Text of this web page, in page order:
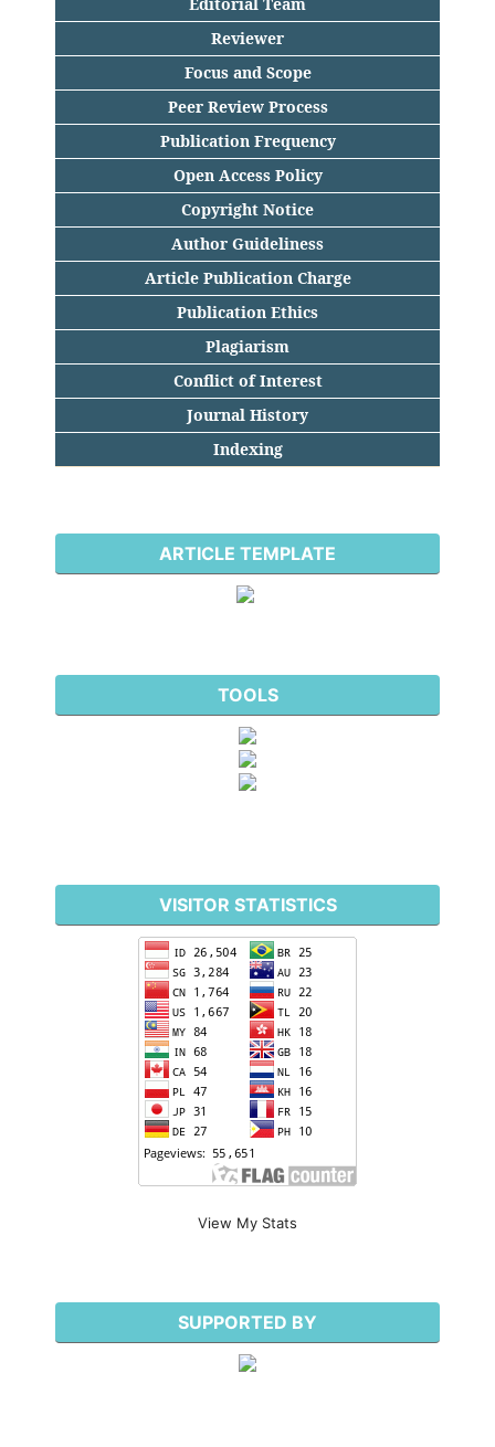
Reviewer
Focus and Scope
Peer Review Process
Publication Frequency
Open Access Policy
Copyright Notice
Author Guideliness
Article Publication Charge
Publication Ethics
Plagiarism
Conflict of Interest
Journal History
Indexing
ARTICLE TEMPLATE
TOOLS
VISITOR STATISTICS
View My Stats
SUPPORTED BY